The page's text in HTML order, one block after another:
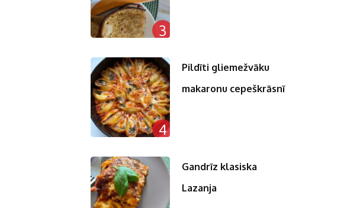
3
4
Pildīti gliemežvāku
makaronu cepeškrāsnī
Gandrīz klasiska
Lazanja